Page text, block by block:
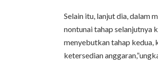
Selain itu, lanjut dia, dalam
nontunai tahap selanjutnya
menyebutkan tahap kedua,
ketersedian